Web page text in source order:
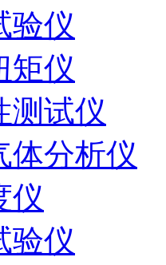
验仪
矩仪
测试仪
体分析仪
仪
验仪